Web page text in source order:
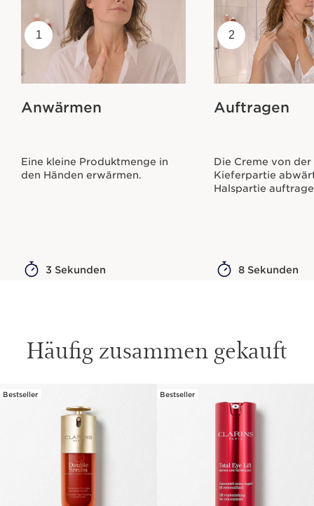
1
Anwärmen
Eine kleine Produktmenge in
den Händen erwärmen.
3 Sekunden
2
Auftragen
Die Creme von der
Kieferpartie
Halspartie
8 Sekunden
Häufig zusammen gekauft
WEITER ZUM INHALT
Bestseller Bestseller